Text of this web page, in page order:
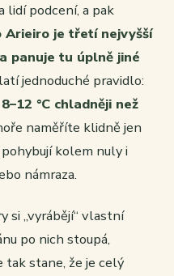
lidí podcení, a pak
Arieiro je třetí nejvyšší
panuje tu úplně jiné
jednoduché pravidlo:
°C chladněji než
naměříte klidně jen
kolem nuly i
námraza.
si „vyrábějí“ vlastní
po nich stoupá,
tak stane, že je celý